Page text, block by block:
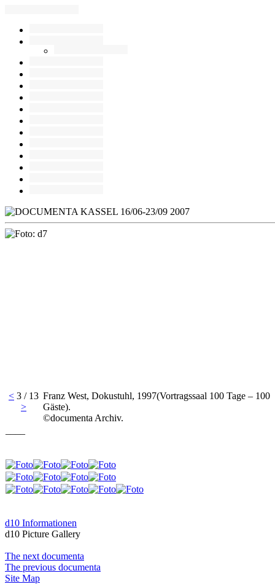
< 3 / 13
>
Franz West, Dokustuhl, 1997(Vortragssaal 100 Tage – 100
Gäste).
©documenta Archiv.
d10 Informationen
d10 Picture Gallery
The next documenta
The previous documenta
Site Map